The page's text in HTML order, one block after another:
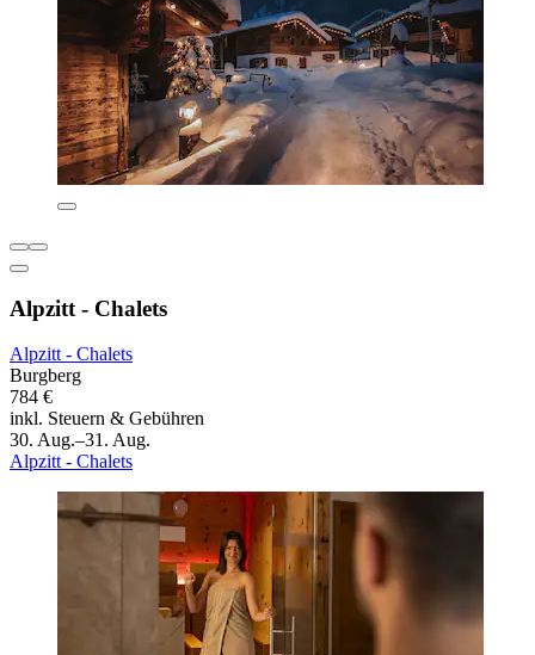
Alpzitt - Chalets
Alpzitt - Chalets
Burgberg
784 €
inkl. Steuern & Gebühren
30. Aug.–31. Aug.
Alpzitt - Chalets